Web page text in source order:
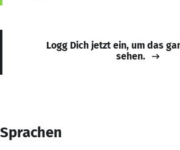
Logg Dich jetzt ein, um das
sehen.
Sprachen